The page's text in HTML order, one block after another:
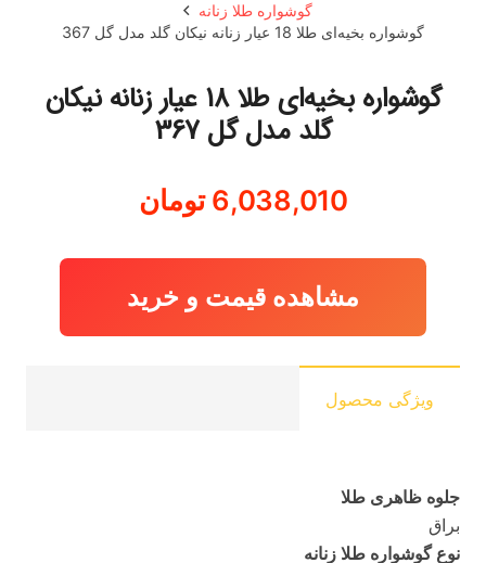
گوشواره طلا زنانه
گوشواره بخیه‌ای طلا 18 عیار زنانه نیکان گلد مدل گل 367
گوشواره بخیه‌ای طلا 18 عیار زنانه نیکان
گلد مدل گل 367
6,038,010 تومان
مشاهده قیمت و خرید
ویژگی محصول
جلوه ظاهری طلا
براق
نوع گوشواره طلا زنانه